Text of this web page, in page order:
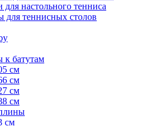
для настольного тенниса
для теннисных столов
к батутам
см
см
см
см
см